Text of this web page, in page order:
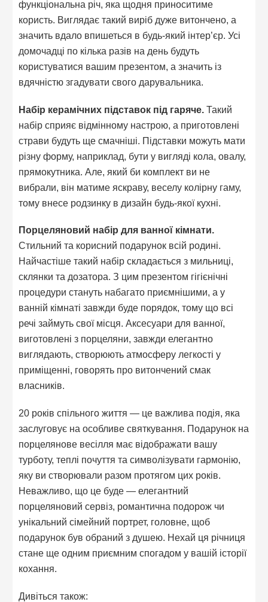
функціональна річ, яка щодня приноситиме
користь. Виглядає такий виріб дуже витончено, а
значить вдало впишеться в будь-який інтер’єр. Усі
домочадці по кілька разів на день будуть
користуватися вашим презентом, а значить із
вдячністю згадувати свого дарувальника.
Набір керамічних підставок під гаряче. Такий
набір сприяє відмінному настрою, а приготовлені
страви будуть ще смачніші. Підставки можуть мати
різну форму, наприклад, бути у вигляді кола, овалу,
прямокутника. Але, який би комплект ви не
вибрали, він матиме яскраву, веселу колірну гаму,
тому внесе родзинку в дизайн будь-якої кухні.
Порцеляновий набір для ванної кімнати.
Стильний та корисний подарунок всій родині.
Найчастіше такий набір складається з мильниці,
склянки та дозатора. З цим презентом гігієнічні
процедури стануть набагато приємнішими, а у
ванній кімнаті завжди буде порядок, тому що всі
речі займуть свої місця. Аксесуари для ванної,
виготовлені з порцеляни, завжди елегантно
виглядають, створюють атмосферу легкості у
приміщенні, говорять про витончений смак
власників.
20 років спільного життя — це важлива подія, яка
заслуговує на особливе святкування. Подарунок на
порцелянове весілля має відображати вашу
турботу, теплі почуття та символізувати гармонію,
яку ви створювали разом протягом цих років.
Неважливо, що це буде — елегантний
порцеляновий сервіз, романтична подорож чи
унікальний сімейний портрет, головне, щоб
подарунок був обраний з душею. Нехай ця річниця
стане ще одним приємним спогадом у вашій історії
кохання.
Дивіться також: